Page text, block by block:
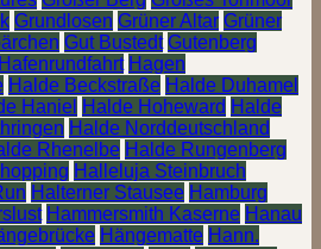
Grundlosen Grüner Altar Grüner
Gut Bustedt Gutenberg
Hafenrundfahrt Hagen
Halde Beckstraße Halde Duhamel
Haniel Halde Hoheward Halde
Halde Norddeutschland
Rhenelbe Halde Rungenberg
Halleluja Steinbruch
Halterner Stausee Hamburg
Hammersmith Kaserne Hanau
Hängematte Hann.